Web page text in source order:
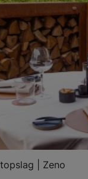
| Zeno